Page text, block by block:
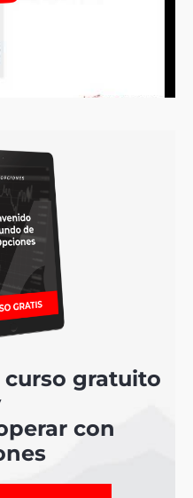
curso gratuito
con